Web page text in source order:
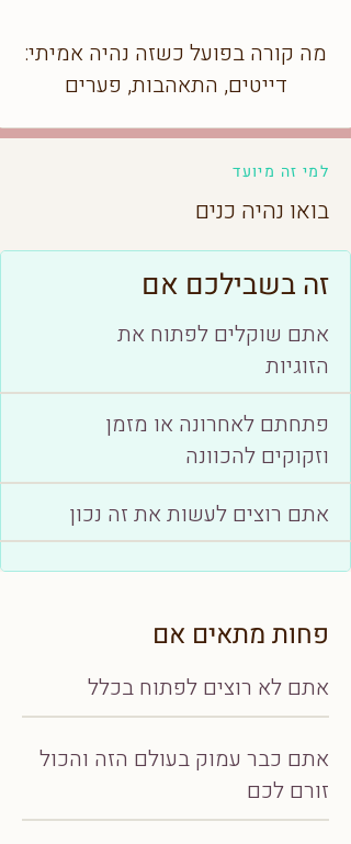
מה קורה בפועל כשזה נהיה אמיתי:
דייטים, התאהבות, פערים
למי זה מיועד
בואו נהיה כנים
זה בשבילכם אם
אתם שוקלים לפתוח את
הזוגיות
פתחתם לאחרונה או מזמן
וזקוקים להכוונה
אתם רוצים לעשות את זה נכון
פחות מתאים אם
אתם לא רוצים לפתוח בכלל
אתם כבר עמוק בעולם הזה והכול
זורם לכם